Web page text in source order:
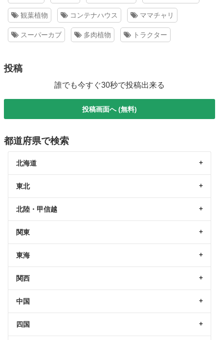
観葉植物 コンテナハウス ママチャリ
スーパーカブ 多肉植物 トラクター
投稿
誰でも今すぐ30秒で投稿出来る
投稿画面へ (無料)
都道府県で検索
北海道
東北
北陸・甲信越
関東
東海
関西
中国
四国